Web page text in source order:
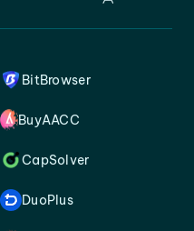
BitBrowser
BuyAACC
CapSolver
DuoPlus